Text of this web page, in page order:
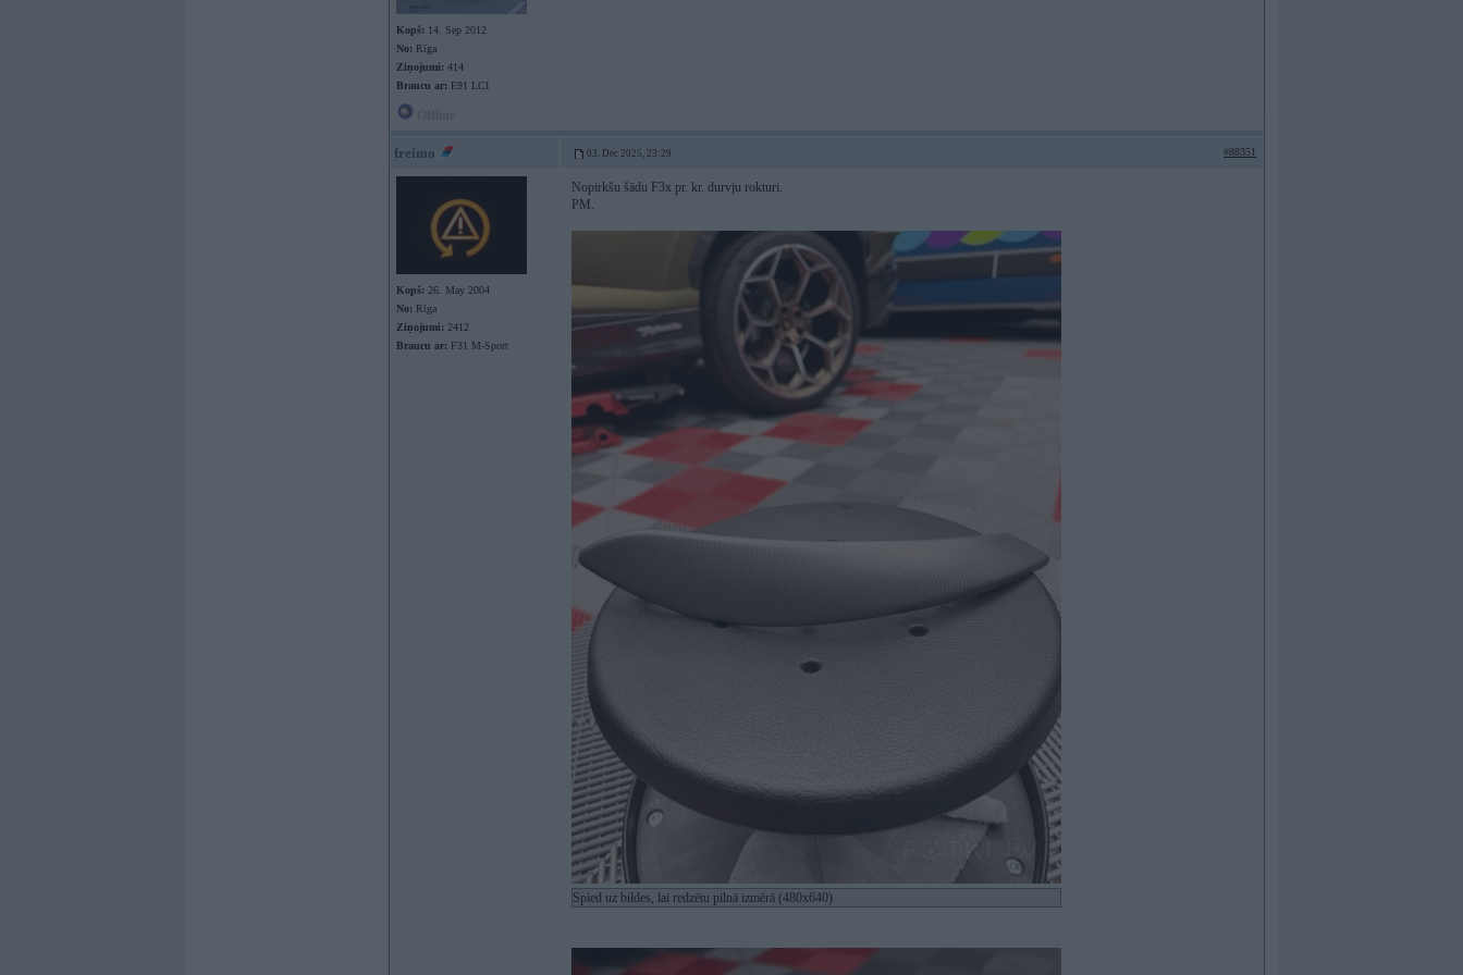
Kopš: 14. Sep 2012
No: Rīga
Ziņojumi: 414
Braucu ar: E91 LCI
freimo 03. Dec 2025, 23:29 #88351
Kopš: 26. May 2004
No: Rīga
Ziņojumi: 2412
Braucu ar: F31 M-Sport
Nopirkšu šādu F3x pr. kr. durvju rokturi.
PM.
Spied uz bildes, lai redzētu pilnā izmērā (480x640)